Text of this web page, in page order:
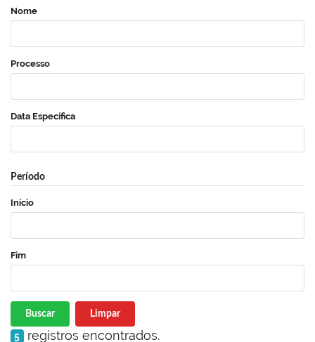
Nome
Processo
Data Específica
Período
Início
Fim
Buscar Limpar
5 registros encontrados.